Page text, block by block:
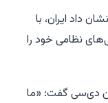
داد ایران، با
نظامی خود را
دی‌سی گفت: «ما